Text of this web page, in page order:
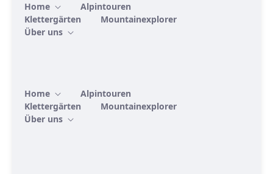
Home
Alpintouren
Klettergärten
Mountainexplorer
Über uns
Home
Alpintouren
Klettergärten
Mountainexplorer
Über uns